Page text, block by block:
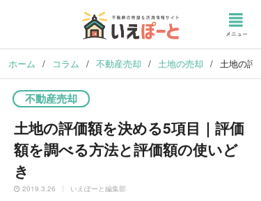
ホーム / コラム / 不動産売却 / 土地の売却 / 土地の評
不動産売却
土地の評価額を決める5項目｜評価
額を調べる方法と評価額の使いど
き
2019.3.26 いえぽーと編集部